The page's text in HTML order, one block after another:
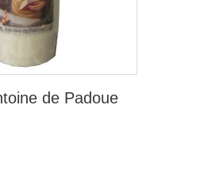
de Padoue